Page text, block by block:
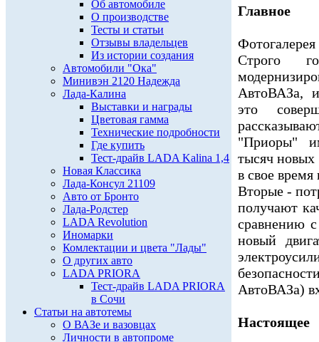
Об автомобиле
О производстве
Тесты и статьи
Отзывы владельцев
Из истории создания
Автомобили "Ока"
Минивэн 2120 Надежда
Лада-Калина
Выставки и награды
Цветовая гамма
Технические подробности
Где купить
Тест-драйв LADA Kalina 1,4
Новая Классика
Лада-Консул 21109
Авто от Бронто
Лада-Родстер
LADA Revolution
Иномарки
Комлектации и цвета "Лады"
О других авто
LADA PRIORA
Тест-драйв LADA PRIORA
в Сочи
Статьи на автотемы
О ВАЗе и вазовцах
Личности в автопроме
Главное
Строго
АвтоВАЗа,
это
"Приоры"
тысяч новых
в свое
Вторые -
получают
сравнению
новый
АвтоВАЗа)
Настоящее